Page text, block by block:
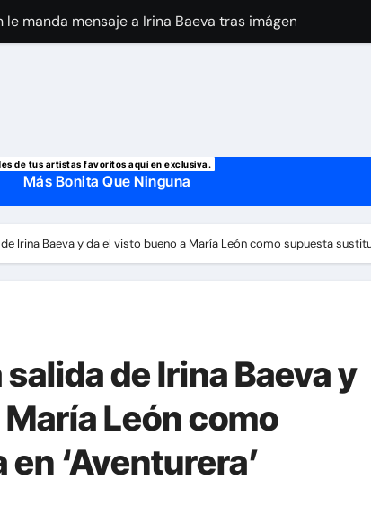
le manda mensaje a Irina Baeva tras imágenes junto a
de tus artistas favoritos aquí en exclusiva.
Más Bonita Que Ninguna
Irina Baeva y da el visto bueno a María León como supuesta
de Irina Baeva y
León como
‘Aventurera’